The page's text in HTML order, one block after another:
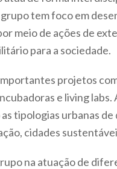
tem foco em
meio de ações de
para a sociedade.
projetos
e living
tipologias urbanas
cidades
na atuação de